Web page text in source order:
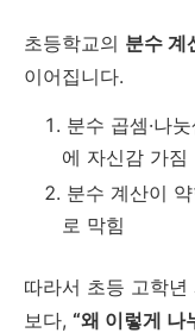
초등학교의 분수 계
이어집니다.
분수 곱셈·나
에 자신감 가짐
분수 계산이
로 막힘
따라서 초등 고학
보다, “왜 이렇게 나